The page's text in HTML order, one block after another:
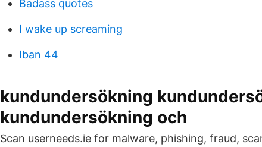
Badass quotes
I wake up screaming
Iban 44
kundundersökning
kundundersökning och
Scan userneeds.ie for malware, phishing, fraud,